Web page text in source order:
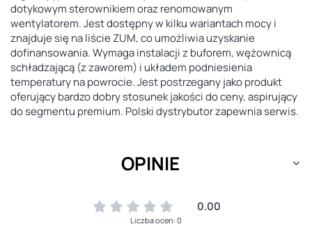
dotykowym sterownikiem oraz renomowanym
wentylatorem. Jest dostępny w kilku wariantach mocy i
znajduje się na liście ZUM, co umożliwia uzyskanie
dofinansowania. Wymaga instalacji z buforem, wężownicą
schładzającą (z zaworem) i układem podniesienia
temperatury na powrocie. Jest postrzegany jako produkt
oferujący bardzo dobry stosunek jakości do ceny, aspirujący
do segmentu premium. Polski dystrybutor zapewnia serwis.
OPINIE
0.00
Liczba ocen: 0